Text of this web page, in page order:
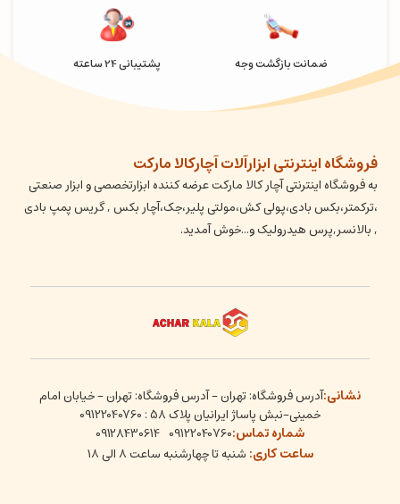
ضمانت بازگشت وجه پشتیبانی 24 ساعته
فروشگاه اینترنتی ابزارآلات آچارکالا مارکت
به فروشگاه اینترنتی آچار کالا مارکت عرضه کننده ابزارتخصصی و ابزار صنعتی
،ترکمتر،بکس بادی،پولی کش،مولتی پلیر،جک،آچار بکس , گریس پمپ بادی
, بالانسر,پرس هیدرولیک و...خوش آمدید.
نشانی:آدرس فروشگاه: تهران - آدرس فروشگاه: تهران - خیابان امام
خمینی-نبش پاساژ ایرانیان پلاک 58 : 09122040760
شماره تماس:09122040760
09128430614
ساعت کاری: شنبه تا چهارشنبه ساعت ۸ الی ۱۸